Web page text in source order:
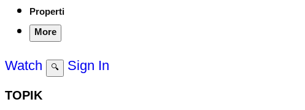
Properti
More
Watch 🔍 Sign In
TOPIK